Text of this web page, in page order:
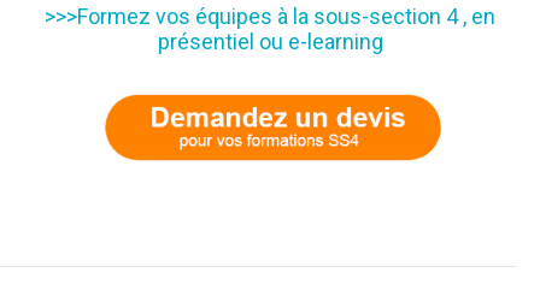
>>>Formez vos équipes à la sous-section 4 , en
présentiel ou e-learning